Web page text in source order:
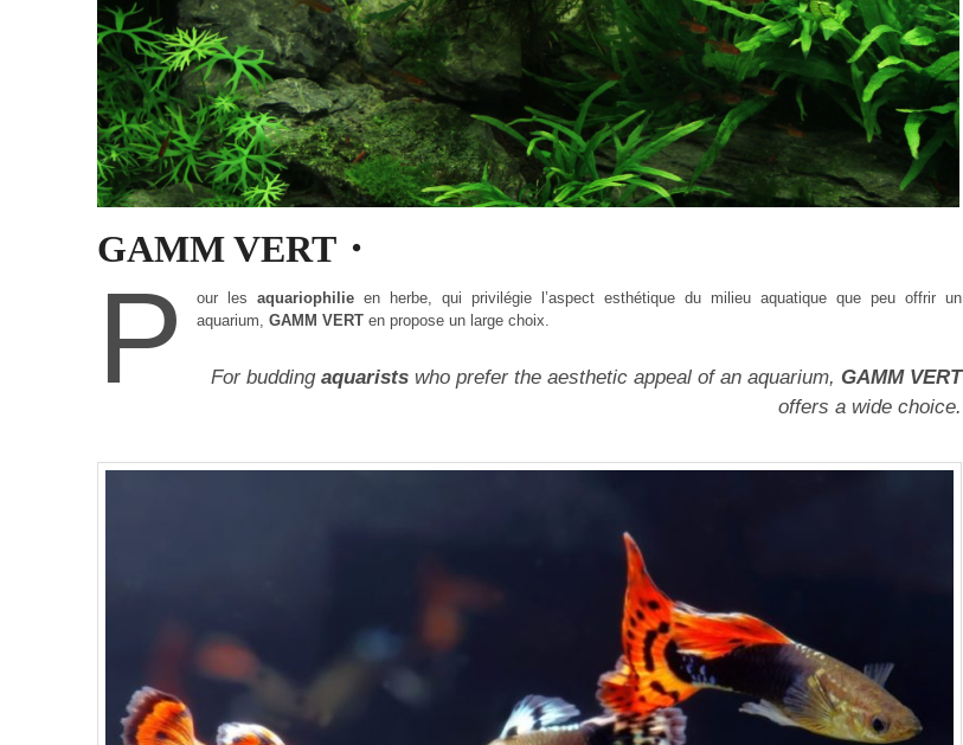
GAMM VERT・
P our les aquariophilieen herbe, qui privilégie l’aspect esthétique du milieu aquatique que peu offrir un
aquarium, GAMM VERTen propose un large choix.
For budding aquarists who prefer the aesthetic appeal of an aquarium, GAMM VERT
offers a wide choice.